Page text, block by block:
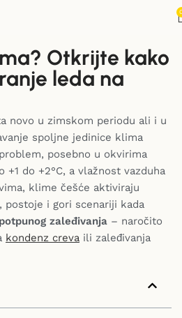
Otkrijte kako
leda na
novo u zimskom periodu ali i u
spoljne jedinice klima
posebno u okvirima
do +2°C, a vlažnost vazduha
klime češće aktiviraju
i gori scenariji kada
potpunog zaleđivanja – naročito
kondenz creva ili zaleđivanja